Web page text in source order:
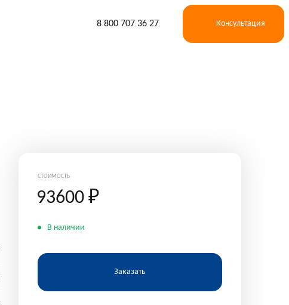
8 800 707 36 27 Консультация
СТОИМОСТЬ
93600 ₽
В наличии
Заказать